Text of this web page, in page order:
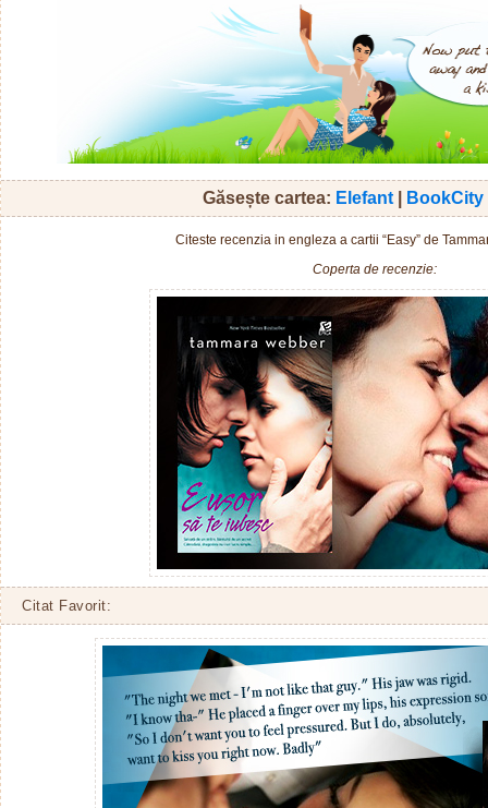
Găsește cartea: Elefant| BookCity
Citeste recenzia in engleza a cartii “Easy” de
Coperta de recenzie:
Citat Favorit: